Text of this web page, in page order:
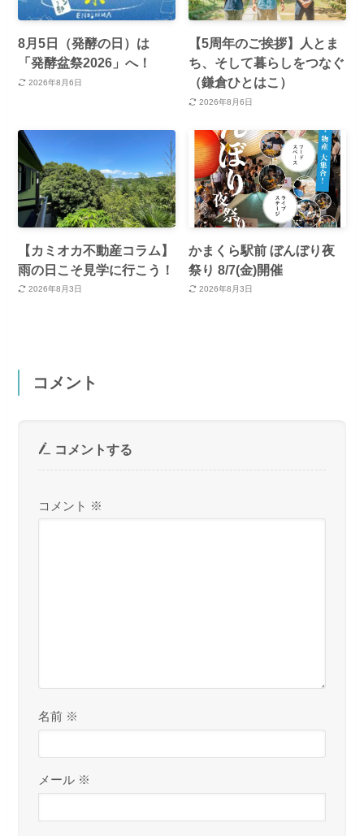
8月5日（発酵の日）は
「発酵盆祭2026」へ！
2026年8月6日
【5周年のご挨拶】人とま
ち、そして暮らしをつなぐ
（鎌倉ひとはこ）
2026年8月6日
【カミオカ不動産コラム】
雨の日こそ見学に行こう！
2026年8月3日
かまくら駅前 ぼんぼり夜
祭り 8/7(金)開催
2026年8月3日
コメント
コメントする
コメント ※
名前 ※
メール ※